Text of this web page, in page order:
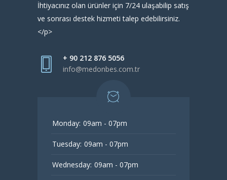
İhtiyacınız olan ürünler için 7/24 ulaşabilip satış
ve sonrası destek hizmeti talep edebilirsiniz.
</p>
+ 90 212 876 5056
info@medonbes.com.tr
Monday: 09am - 07pm
Tuesday: 09am - 07pm
Wednesday: 09am - 07pm